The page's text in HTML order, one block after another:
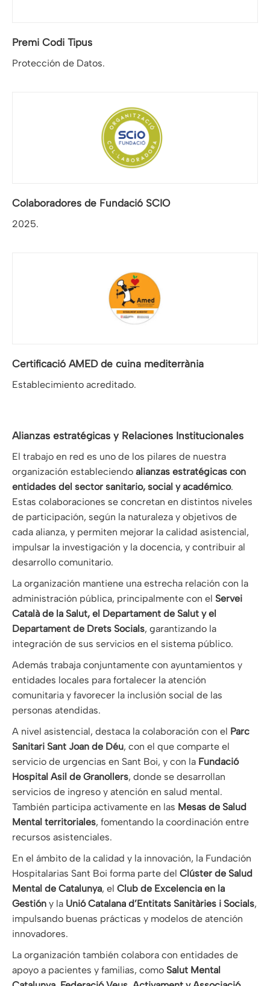
Premi Codi Tipus
Protección de Datos.
Colaboradores de Fundació SCIO
2025.
Certificació AMED de cuina mediterrània
Establecimiento acreditado.
Alianzas estratégicas y Relaciones Institucionales
El trabajo en red es uno de los pilares de nuestra
organización estableciendo alianzas estratégicas con
entidades del sector sanitario, social y académico.
Estas colaboraciones se concretan en distintos niveles
de participación, según la naturaleza y objetivos de
cada alianza, y permiten mejorar la calidad asistencial,
impulsar la investigación y la docencia, y contribuir al
desarrollo comunitario.
La organización mantiene una estrecha relación con la
administración pública, principalmente con el Servei
Català de la Salut, el Departament de Salut y el
Departament de Drets Socials, garantizando la
integración de sus servicios en el sistema público.
Además trabaja conjuntamente con ayuntamientos y
entidades locales para fortalecer la atención
comunitaria y favorecer la inclusión social de las
personas atendidas.
A nivel asistencial, destaca la colaboración con el Parc
Sanitari Sant Joan de Déu, con el que comparte el
servicio de urgencias en Sant Boi, y con la Fundació
Hospital Asil de Granollers, donde se desarrollan
servicios de ingreso y atención en salud mental.
También participa activamente en las Mesas de Salud
Mental territoriales, fomentando la coordinación entre
recursos asistenciales.
En el ámbito de la calidad y la innovación, la Fundación
Hospitalarias Sant Boi forma parte del Clúster de Salud
Mental de Catalunya, el Club de Excelencia en la
Gestión y la Unió Catalana d’Entitats Sanitàries i Socials,
impulsando buenas prácticas y modelos de atención
innovadores.
La organización también colabora con entidades de
apoyo a pacientes y familias, como Salut Mental